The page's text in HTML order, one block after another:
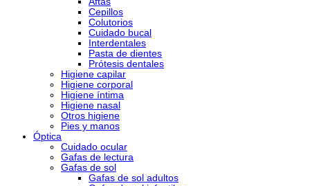
Cepillos
Colutorios
Cuidado bucal
Interdentales
Pasta de dientes
Prótesis dentales
Higiene capilar
Higiene corporal
Higiene íntima
Higiene nasal
Otros higiene
Pies y manos
Óptica
Cuidado ocular
Gafas de lectura
Gafas de sol
Gafas de sol adultos